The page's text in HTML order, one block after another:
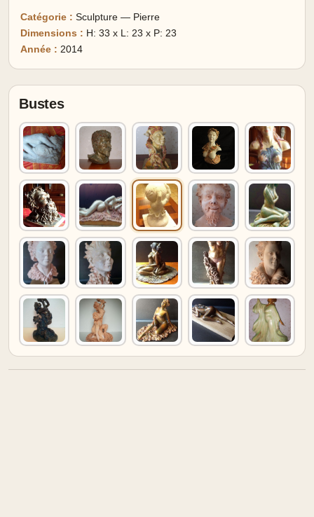
Catégorie : Sculpture — Pierre
Dimensions : H: 33 x L: 23 x P: 23
Année : 2014
Bustes